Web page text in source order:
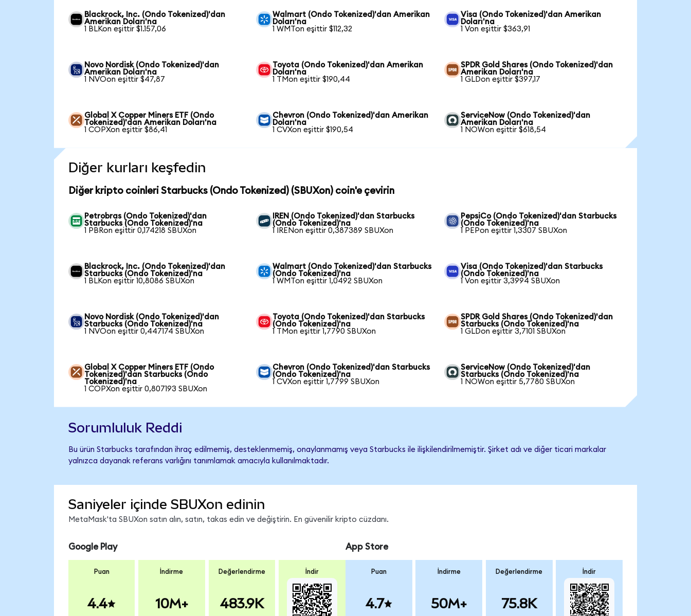
Blackrock, Inc. (Ondo Tokenized)'dan
Amerikan Doları'na
1 BLKon eşittir $1.157,06
Walmart (Ondo Tokenized)'dan Amerikan
Doları'na
1 WMTon eşittir $112,32
Visa (Ondo Tokenized)'dan Amerikan
Doları'na
1 Von eşittir $363,91
Novo Nordisk (Ondo Tokenized)'dan
Amerikan Doları'na
1 NVOon eşittir $47,87
Toyota (Ondo Tokenized)'dan Amerikan
Doları'na
1 TMon eşittir $190,44
SPDR Gold Shares (Ondo Tokenized)'dan
Amerikan Doları'na
1 GLDon eşittir $397,17
Global X Copper Miners ETF (Ondo
Tokenized)'dan Amerikan Doları'na
1 COPXon eşittir $86,41
Chevron (Ondo Tokenized)'dan Amerikan
Doları'na
1 CVXon eşittir $190,54
ServiceNow (Ondo Tokenized)'dan
Amerikan Doları'na
1 NOWon eşittir $618,54
Diğer kurları keşfedin
Diğer kripto coinleri Starbucks (Ondo Tokenized) (SBUXon) coin'e çevirin
Petrobras (Ondo Tokenized)'dan
Starbucks (Ondo Tokenized)'na
1 PBRon eşittir 0,174218 SBUXon
IREN (Ondo Tokenized)'dan Starbucks
(Ondo Tokenized)'na
1 IRENon eşittir 0,387389 SBUXon
PepsiCo (Ondo Tokenized)'dan Starbucks
(Ondo Tokenized)'na
1 PEPon eşittir 1,3307 SBUXon
Blackrock, Inc. (Ondo Tokenized)'dan
Starbucks (Ondo Tokenized)'na
1 BLKon eşittir 10,8086 SBUXon
Walmart (Ondo Tokenized)'dan Starbucks
(Ondo Tokenized)'na
1 WMTon eşittir 1,0492 SBUXon
Visa (Ondo Tokenized)'dan Starbucks
(Ondo Tokenized)'na
1 Von eşittir 3,3994 SBUXon
Novo Nordisk (Ondo Tokenized)'dan
Starbucks (Ondo Tokenized)'na
1 NVOon eşittir 0,447174 SBUXon
Toyota (Ondo Tokenized)'dan Starbucks
(Ondo Tokenized)'na
1 TMon eşittir 1,7790 SBUXon
SPDR Gold Shares (Ondo Tokenized)'dan
Starbucks (Ondo Tokenized)'na
1 GLDon eşittir 3,7101 SBUXon
Global X Copper Miners ETF (Ondo
Tokenized)'dan Starbucks (Ondo
Tokenized)'na
1 COPXon eşittir 0,807193 SBUXon
Chevron (Ondo Tokenized)'dan Starbucks
(Ondo Tokenized)'na
1 CVXon eşittir 1,7799 SBUXon
ServiceNow (Ondo Tokenized)'dan
Starbucks (Ondo Tokenized)'na
1 NOWon eşittir 5,7780 SBUXon
Sorumluluk Reddi
Bu ürün Starbucks tarafından ihraç edilmemiş, desteklenmemiş, onaylanmamış veya Starbucks ile ilişkilendirilmemiştir. Şirket adı ve diğer ticari markalar
yalnızca dayanak referans varlığını tanımlamak amacıyla kullanılmaktadır.
Saniyeler içinde SBUXon edinin
MetaMask'ta SBUXon satın alın, satın, takas edin ve değiştirin. En güvenilir kripto cüzdanı.
Google Play
Puan
4.4
İndirme
10M+
Değerlendirme
483.9K
İndir
App Store
Puan
4.7
İndirme
50M+
Değerlendirme
75.8K
İndir